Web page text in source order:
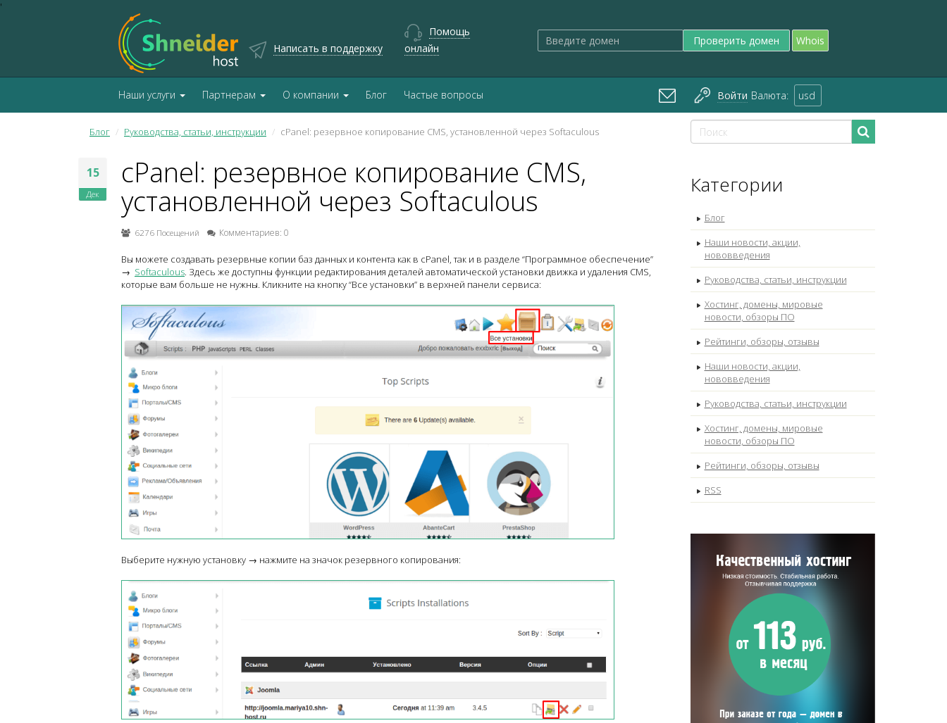
'
Написать в поддержку
Помощь
онлайн
Проверить домен Whois
Наши услуги Партнерам О компании Блог Частые вопросы Войти Валюта: usd
Блог Руководства, статьи, инструкции cPanel: резервное копирование CMS, установленной через Softaculous
15
Дек
cPanel: резервное копирование CMS,
установленной через Softaculous
6276 Посещений Комментариев: 0
Вы можете создавать резервные копии баз данных и контента как в cPanel, так и в разделе “Программное обеспечение”
→ Softaculous. Здесь же доступны функции редактирования деталей автоматической установки движка и удаления CMS,
которые вам больше не нужны. Кликните на кнопку “Все установки” в верхней панели сервиса:
Выберите нужную установку → нажмите на значок резервного копирования:
Категории
Блог
Наши новости, акции,
нововведения
Руководства, статьи, инструкции
Хостинг, домены, мировые
новости, обзоры ПО
Рейтинги, обзоры, отзывы
Наши новости, акции,
нововведения
Руководства, статьи, инструкции
Хостинг, домены, мировые
новости, обзоры ПО
Рейтинги, обзоры, отзывы
RSS